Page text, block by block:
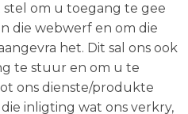
stel om u toegang te gee
die webwerf en om die
het. Dit sal ons ook
te stuur en om u te
ons dienste/produkte
inligting wat ons verkry,